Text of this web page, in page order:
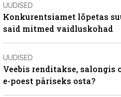
UUDISED
Konkurentsiamet lõpetas
said mitmed vaidluskohad
UUDISED
Veebis renditakse, salongis
e-poest päriseks osta?